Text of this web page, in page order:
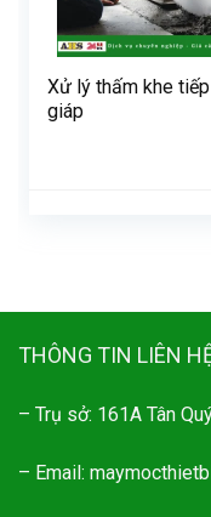
Xử lý thấm khe tiếp
giáp
THÔNG TIN LIÊN
– Trụ sở: 161A Tân
– Email: